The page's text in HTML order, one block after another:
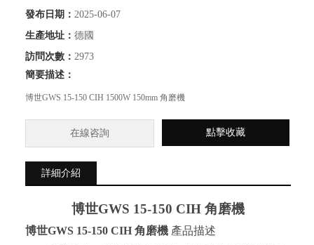
發布日期： 2025-06-07
生產地址： 德國
訪問次數： 2973
簡要描述：
博世GWS 15-150 CIH 1500W 150mm 角磨機
在線咨詢 點擊收藏
詳細介紹
博世GWS 15-150 CIH 角磨機
博世GWS 15-150 CIH 角磨機 產品描述